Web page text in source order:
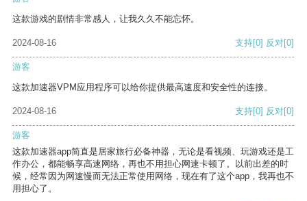
这款游戏的剧情非常感人，让我久久不能忘怀。
2024-08-16 支持[0] 反对[0]
游客
这款加速器VPM应用程序可以给你提供最高速度和安全性的连接。
2024-08-16 支持[0] 反对[0]
游客
这款加速器app简直是居家旅行必备神器，无论是看视频、玩游戏还是工
作办公，都能畅享高速网络，再也不用担心网速卡顿了。以前出差的时
候，经常因为网速慢而无法正常使用网络，现在有了这个app，我再也不
用担心了。